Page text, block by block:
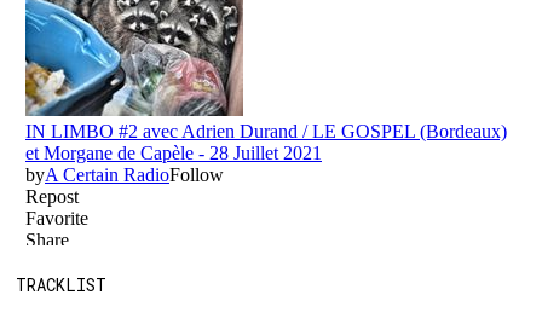
TRACKLIST